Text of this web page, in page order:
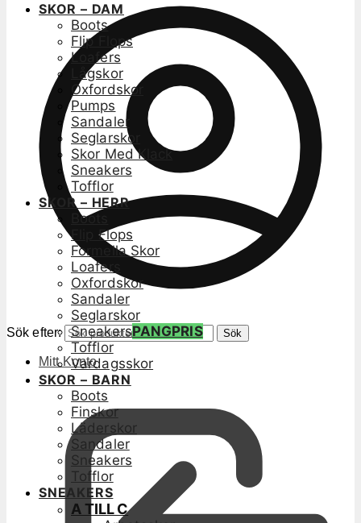
Sök efter: Sök
Mitt Konto
SKOR – DAM
Boots
Flip Flops
Loafers
Lågskor
Oxfordskor
Pumps
Sandaler
Seglarskor
Skor Med Klack
Sneakers
Tofflor
SKOR – HERR
Boots
Flip Flops
Formella Skor
Loafers
Oxfordskor
Sandaler
Seglarskor
SneakersPANGPRIS
Tofflor
Vardagsskor
SKOR – BARN
Boots
Finskor
Läderskor
Sandaler
Sneakers
Tofflor
SNEAKERS
A TILL C